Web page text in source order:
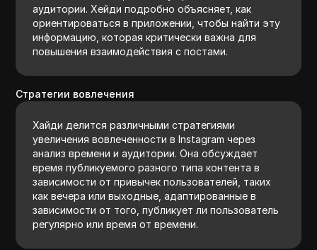
аудитории. Хейди подробно объясняет, как
ориентироваться в приложении, чтобы найти эту
информацию, которая критически важна для
повышения взаимодействия с постами.
Стратегии вовлечения
Хайди делится различными стратегиями
увеличения вовлеченности в Instagram через
анализ времени и аудитории. Она обсуждает
время публикуемого разного типа контента в
зависимости от привычек пользователей, таких
как вечера или выходные, адаптированные в
зависимости от того, публикует ли пользователь
регулярно или время от времени.